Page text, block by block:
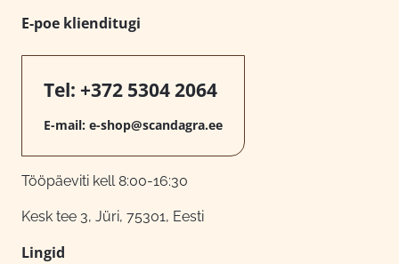
E-poe klienditugi
Tel: +372 5304 2064
E-mail: e-shop@scandagra.ee
Tööpäeviti kell 8:00-16:30
Kesk tee 3, Jüri, 75301, Eesti
Lingid